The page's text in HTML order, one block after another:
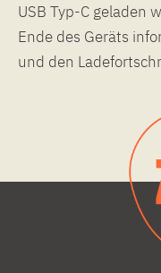
USB Typ-C geladen
Ende des Geräts
und den